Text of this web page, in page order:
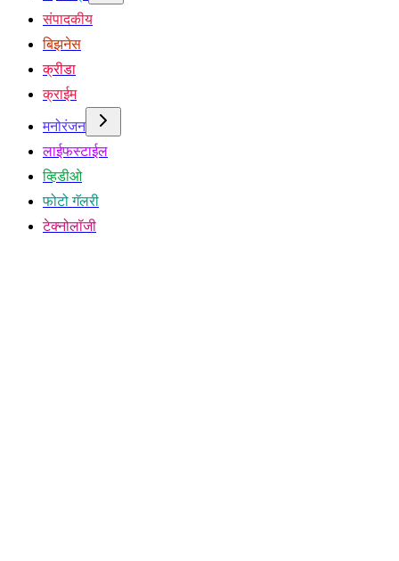
संपादकीय
बिझनेस
क्रीडा
क्राईम
मनोरंजन
लाईफस्टाईल
व्हिडीओ
फोटो गॅलरी
टेक्नोलॉजी